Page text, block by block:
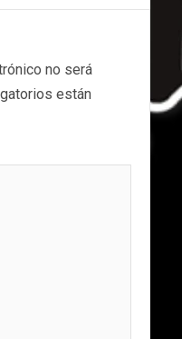
no será
están